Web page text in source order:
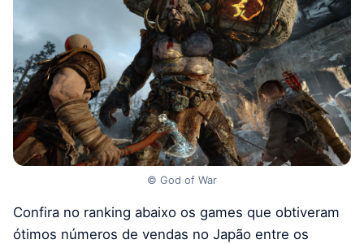
© God of War
Confira no ranking abaixo os games que obtiveram
ótimos números de vendas no Japão entre os